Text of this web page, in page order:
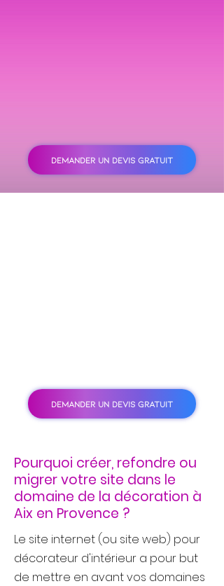
DEMANDER UN DEVIS GRATUIT
DEMANDER UN DEVIS GRATUIT
Pourquoi créer, refondre ou
migrer votre site dans le
domaine de la décoration à
Aix en Provence ?
Le site internet (ou site web) pour
décorateur d'intérieur a pour but
de mettre en avant vos domaines